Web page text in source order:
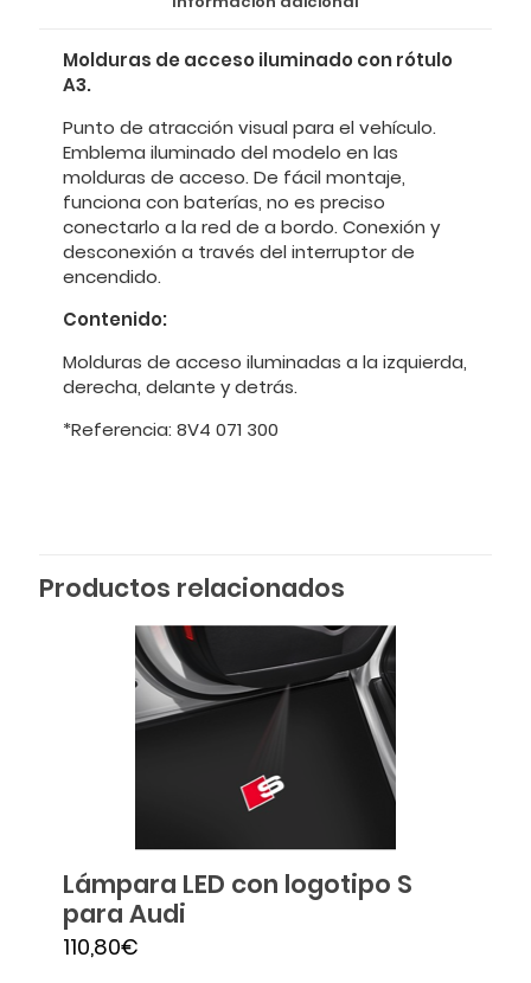
Molduras de acceso iluminado con rótulo
A3.
Punto de atracción visual para el vehículo.
Emblema iluminado del modelo en las
molduras de acceso. De fácil montaje,
funciona con baterías, no es preciso
conectarlo a la red de a bordo. Conexión y
desconexión a través del interruptor de
encendido.
Contenido:
Molduras de acceso iluminadas a la izquierda,
derecha, delante y detrás.
*Referencia: 8V4 071 300
Productos relacionados
Lámpara LED con logotipo S
para Audi
110,80€